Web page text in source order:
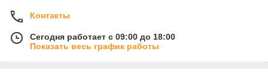
Контакты
Сегодня работает с 09:00 до 18:00
Показать весь график работы